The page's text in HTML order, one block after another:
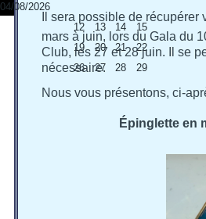
04/08/2026
12 13 14
15
19 20 21
22
26 27 28
29
Il sera possible de
mars à juin, lors du Gala du
Club, les 27 et 28 juin. Il se
nécessaire.
Nous vous présentons, ci-
Épinglette en